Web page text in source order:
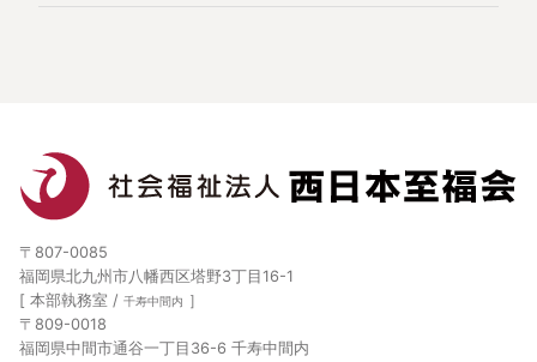
〒807-0085
福岡県北九州市八幡西区塔野3丁目16-1
[ 本部執務室 / 千寿中間内 ］
〒809-0018
福岡県中間市通谷一丁目36-6 千寿中間内